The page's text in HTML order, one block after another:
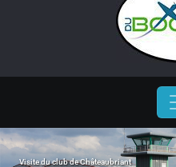
Visite du club de Châteaubriant